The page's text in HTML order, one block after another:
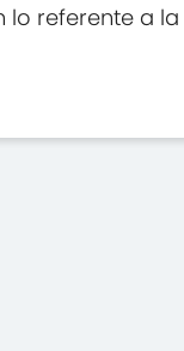
lo referente a la